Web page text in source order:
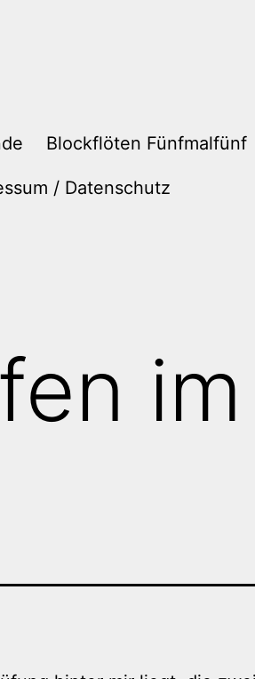
Blockflöten Fünfmalfünf
/ Datenschutz
im